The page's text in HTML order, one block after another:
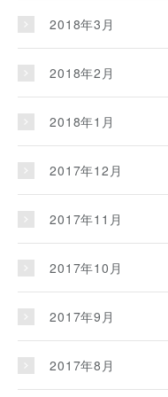
2018年3月
2018年2月
2018年1月
2017年12月
2017年11月
2017年10月
2017年9月
2017年8月